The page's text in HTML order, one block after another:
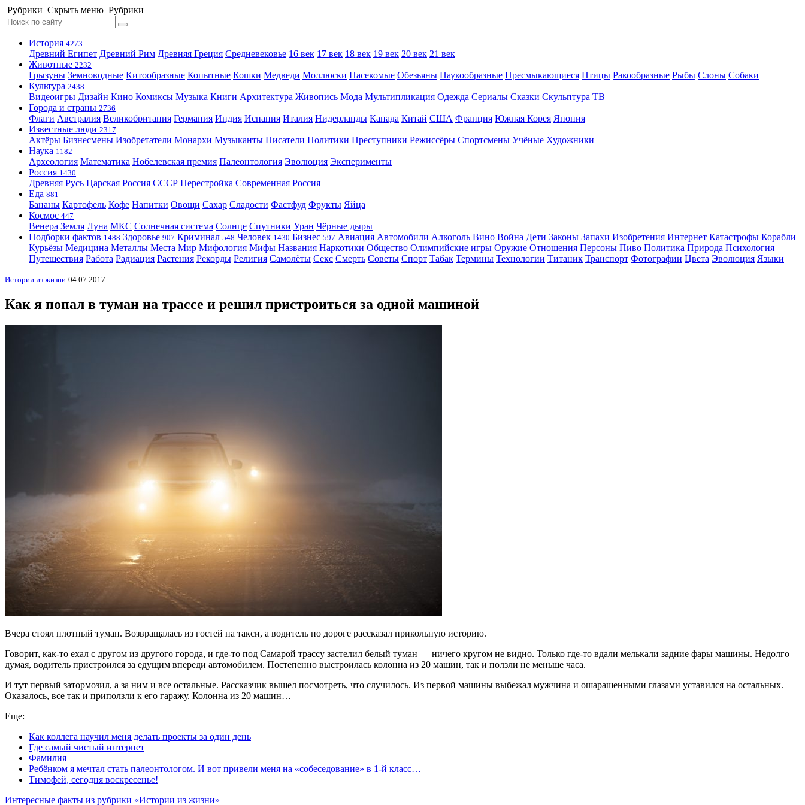
Рубрики Скрыть меню Рубрики
История 4273
Древний Египет Древний Рим Древняя Греция Средневековье 16 век 17 век 18 век 19 век 20 век 21 век
Животные 2232
Грызуны Земноводные Китообразные Копытные Кошки Медведи Моллюски Насекомые Обезьяны Паукообразные Пресмыкающиеся Птицы Ракообразные Рыбы Слоны Собаки
Культура 2438
Видеоигры Дизайн Кино Комиксы Музыка Книги Архитектура Живопись Мода Мультипликация Одежда Сериалы Сказки Скульптура ТВ
Города и страны 2736
Флаги Австралия Великобритания Германия Индия Испания Италия Нидерланды Канада Китай США Франция Южная Корея Япония
Известные люди 2317
Актёры Бизнесмены Изобретатели Монархи Музыканты Писатели Политики Преступники Режиссёры Спортсмены Учёные Художники
Наука 1182
Археология Математика Нобелевская премия Палеонтология Эволюция Эксперименты
Россия 1430
Древняя Русь Царская Россия СССР Перестройка Современная Россия
Еда 881
Бананы Картофель Кофе Напитки Овощи Сахар Сладости Фастфуд Фрукты Яйца
Космос 447
Венера Земля Луна МКС Солнечная система Солнце Спутники Уран Чёрные дыры
Подборки фактов 1488 Здоровье 907 Криминал 548 Человек 1430 Бизнес 597 Авиация Автомобили Алкоголь Вино Война Дети Законы Запахи Изобретения Интернет Катастрофы Корабли
Курьёзы Медицина Металлы Места Мир Мифология Мифы Названия Наркотики Общество Олимпийские игры Оружие Отношения Персоны Пиво Политика Природа Психология
Путешествия Работа Радиация Растения Рекорды Религия Самолёты Секс Смерть Советы Спорт Табак Термины Технологии Титаник Транспорт Фотографии Цвета Эволюция Языки
Истории из жизни 04.07.2017
Как я попал в туман на трассе и решил пристроиться за одной машиной
Вчера стоял плотный туман. Возвращалась из гостей на такси, а водитель по дороге рассказал прикольную историю.
Говорит, как-то ехал с другом из другого города, и где-то под Самарой трассу застелил белый туман — ничего кругом не видно. Только где-то вдали мелькали задние фары машины. Недолго
думая, водитель пристроился за едущим впереди автомобилем. Постепенно выстроилась колонна из 20 машин, так и ползли не меньше часа.
И тут первый затормозил, а за ним и все остальные. Рассказчик вышел посмотреть, что случилось. Из первой машины выбежал мужчина и ошарашенными глазами уставился на остальных.
Оказалось, все так и приползли к его гаражу. Колонна из 20 машин…
Еще:
Как коллега научил меня делать проекты за один день
Где самый чистый интернет
Фамилия
Ребёнком я мечтал стать палеонтологом. И вот привели меня на «собеседование» в 1-й класс…
Тимофей, сегодня воскресенье!
Интересные факты из рубрики «Истории из жизни»